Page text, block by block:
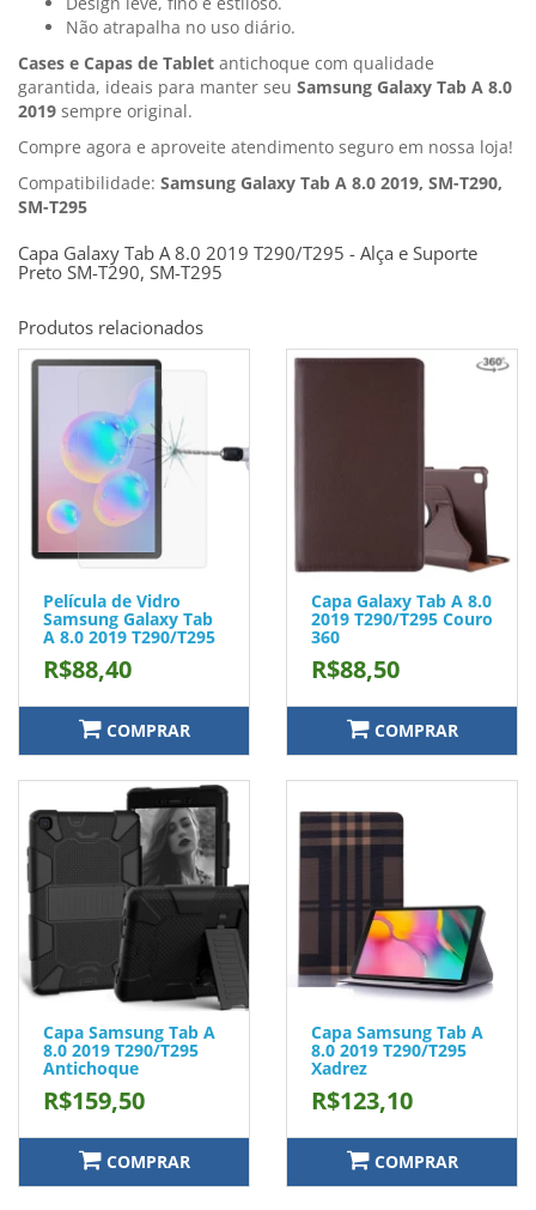
Não atrapalha no uso diário.
Cases e Capas de Tablet antichoque com qualidade
garantida, ideais para manter seu Samsung Galaxy Tab A 8.0
2019 sempre original.
Compre agora e aproveite atendimento seguro em nossa loja!
Compatibilidade: Samsung Galaxy Tab A 8.0 2019, SM-T290,
SM-T295
Capa Galaxy Tab A 8.0 2019 T290/T295 - Alça e Suporte
Preto SM-T290, SM-T295
Produtos relacionados
Película de Vidro
Samsung Galaxy Tab
A 8.0 2019 T290/T295
R$88,40
COMPRAR
Capa Galaxy Tab A 8.0
2019 T290/T295 Couro
360
R$88,50
COMPRAR
Capa Samsung Tab A
8.0 2019 T290/T295
Antichoque
R$159,50
COMPRAR
Capa Samsung Tab A
8.0 2019 T290/T295
Xadrez
R$123,10
COMPRAR